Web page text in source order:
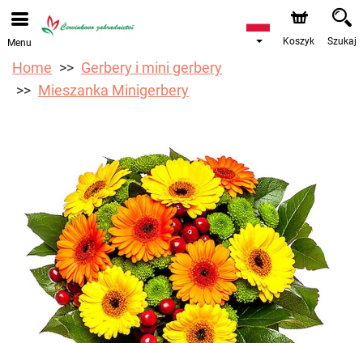
Przyjmujemy zamówienia za pośrednictwem naszego
sklepu internetowego. Najbliższy możliwy termin dostawy
to 17.08.2026 z powodu urlopu.
Menu Koszyk Szukaj
Home
Gerbery i mini gerbery
Mieszanka Minigerbery